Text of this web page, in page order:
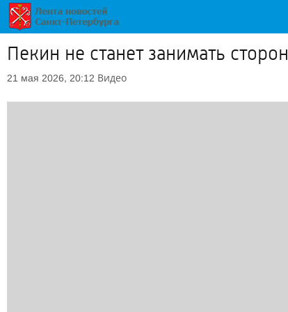
Пекин не станет занимать
21 мая 2026, 20:12 Видео